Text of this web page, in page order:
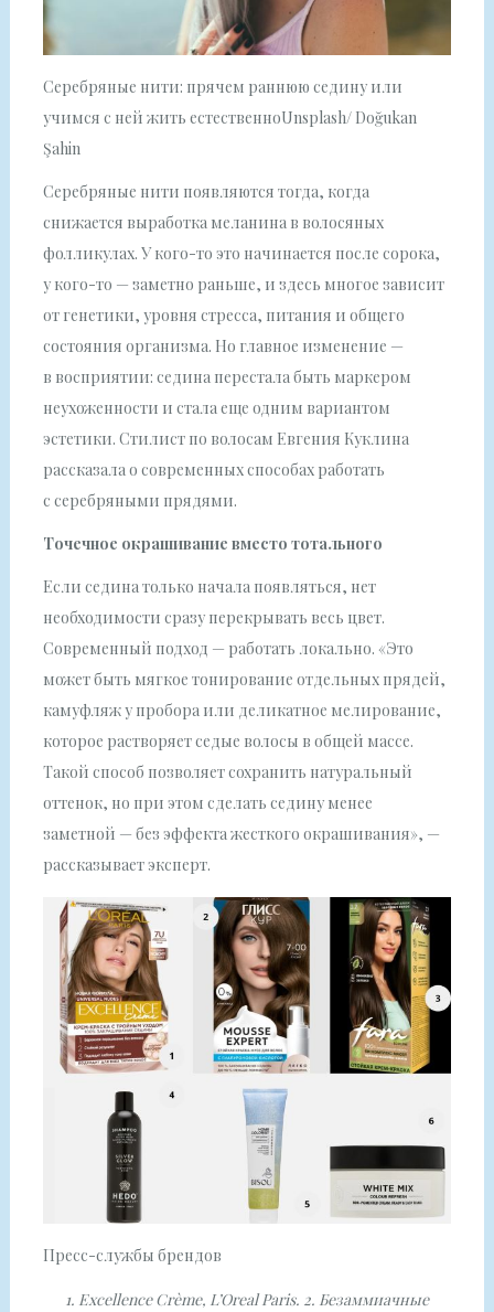
Серебряные нити: прячем раннюю седину или
учимся с ней жить естественноUnsplash/ Doğukan
Şahin
Серебряные нити появляются тогда, когда
снижается выработка меланина в волосяных
фолликулах. У кого-то это начинается после сорока,
у кого-то — заметно раньше, и здесь многое зависит
от генетики, уровня стресса, питания и общего
состояния организма. Но главное изменение —
в восприятии: седина перестала быть маркером
неухоженности и стала еще одним вариантом
эстетики. Стилист по волосам Евгения Куклина
рассказала о современных способах работать
с серебряными прядями.
Точечное окрашивание вместо тотального
Если седина только начала появляться, нет
необходимости сразу перекрывать весь цвет.
Современный подход — работать локально. «Это
может быть мягкое тонирование отдельных прядей,
камуфляж у пробора или деликатное мелирование,
которое растворяет седые волосы в общей массе.
Такой способ позволяет сохранить натуральный
оттенок, но при этом сделать седину менее
заметной — без эффекта жесткого окрашивания», —
рассказывает эксперт.
Пресс-службы брендов
1. Excellence Crème, L’Oreal Paris. 2. Безаммиачные